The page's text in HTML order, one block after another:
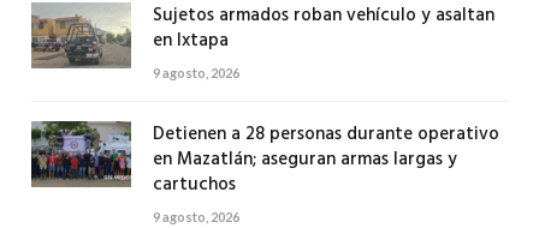
Sujetos armados roban vehículo y asaltan
en Ixtapa
9 agosto, 2026
Detienen a 28 personas durante operativo
en Mazatlán; aseguran armas largas y
cartuchos
9 agosto, 2026